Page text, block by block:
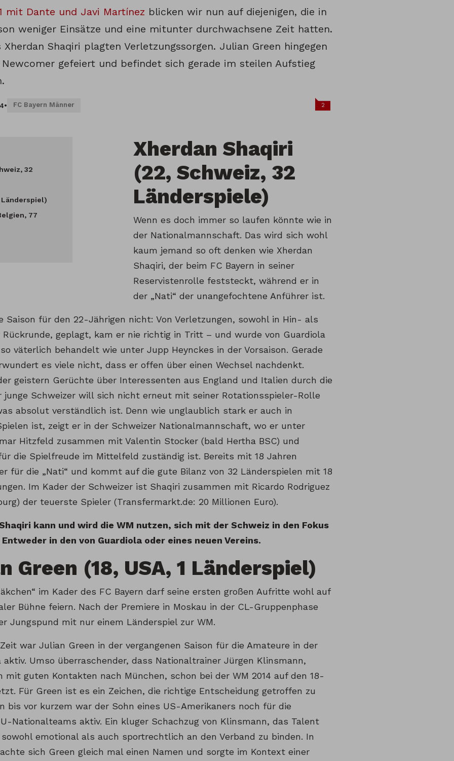
mit Dante und Javi Martínez blicken wir nun auf diejenigen, die in
weniger Einsätze und eine mitunter durchwachsene Zeit hatten.
Xherdan Shaqiri plagten Verletzungssorgen. Julian Green hingegen
gefeiert und befindet sich gerade im steilen Aufstieg
• FC Bayern Männer 2
32
Länderspiel)
77
Xherdan Shaqiri
(22, Schweiz, 32
Länderspiele)
Wenn es doch immer so laufen könnte wie in
der Nationalmannschaft. Das wird sich wohl
kaum jemand so oft denken wie Xherdan
Shaqiri, der beim FC Bayern in seiner
Reservistenrolle feststeckt, während er in
der „Nati“ der unangefochtene Anführer ist.
Saison für den 22-Jährigen nicht: Von Verletzungen, sowohl in Hin- als
Rückrunde, geplagt, kam er nie richtig in Tritt – und wurde von Guardiola
väterlich behandelt wie unter Jupp Heynckes in der Vorsaison. Gerade
es viele nicht, dass er offen über einen Wechsel nachdenkt.
geistern Gerüchte über Interessenten aus England und Italien durch die
junge Schweizer will sich nicht erneut mit seiner Rotationsspieler-Rolle
absolut verständlich ist. Denn wie unglaublich stark er auch in
ist, zeigt er in der Schweizer Nationalmannschaft, wo er unter
Hitzfeld zusammen mit Valentin Stocker (bald Hertha BSC) und
die Spielfreude im Mittelfeld zuständig ist. Bereits mit 18 Jahren
für die „Nati“ und kommt auf die gute Bilanz von 32 Länderspielen mit 18
Im Kader der Schweizer ist Shaqiri zusammen mit Ricardo Rodriguez
der teuerste Spieler (Transfermarkt.de: 20 Millionen Euro).
kann und wird die WM nutzen, sich mit der Schweiz in den Fokus
in den von Guardiola oder eines neuen Vereins.
Green (18, USA, 1 Länderspiel)
im Kader des FC Bayern darf seine ersten großen Aufritte wohl auf
Bühne feiern. Nach der Premiere in Moskau in der CL-Gruppenphase
Jungspund mit nur einem Länderspiel zur WM.
war Julian Green in der vergangenen Saison für die Amateure in der
aktiv. Umso überraschender, dass Nationaltrainer Jürgen Klinsmann,
mit guten Kontakten nach München, schon bei der WM 2014 auf den 18-
Für Green ist es ein Zeichen, die richtige Entscheidung getroffen zu
bis vor kurzem war der Sohn eines US-Amerikaners noch für die
Nationalteams aktiv. Ein kluger Schachzug von Klinsmann, das Talent
emotional als auch sportrechtlich an den Verband zu binden. In
sich Green gleich mal einen Namen und sorgte im Kontext einer